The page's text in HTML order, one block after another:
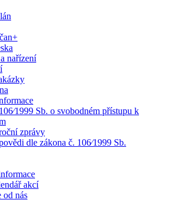
nařízení
Sb. o svobodném přístupu k
zprávy
dle zákona č. 106⁄1999 Sb.
akcí
od nás